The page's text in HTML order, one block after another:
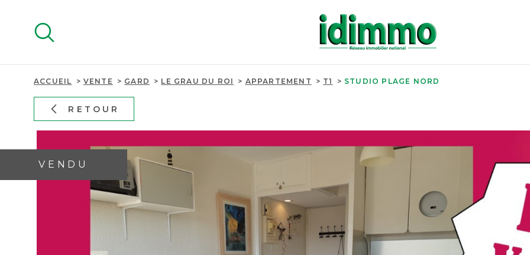
contenu
ACCUEIL VENTE GARD LE GRAU DU ROI APPARTEMENT T1 STUDIO PLAGE NORD
RETOUR
VENDU